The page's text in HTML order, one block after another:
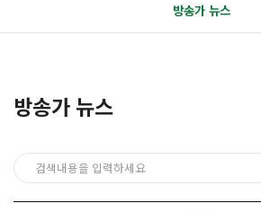
방송가 뉴스
방송가 뉴스